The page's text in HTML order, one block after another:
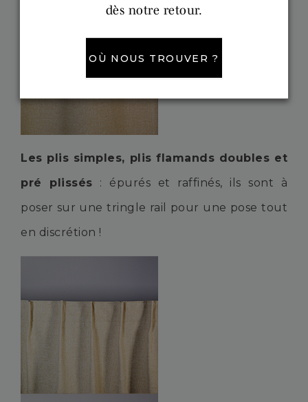
Les plis simples, plis flamands doubles et
pré plissés : épurés et raffinés, ils sont à
poser sur une tringle rail pour une pose tout
en discrétion !
dès notre retour.
OÙ NOUS TROUVER ?